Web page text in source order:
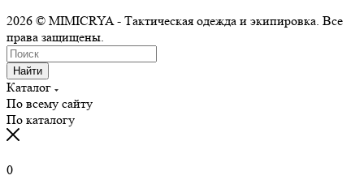
2026 © MIMICRYA - Тактическая одежда и экипировка. Все
права защищены.
Найти
Каталог
По всему сайту
По каталогу
0